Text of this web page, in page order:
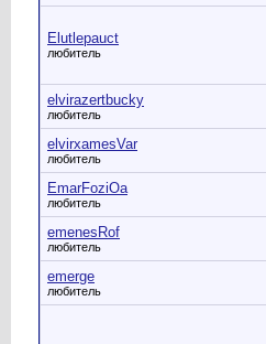
Elutlepauct
любитель
elvirazertbucky
любитель
elvirxamesVar
любитель
EmarFoziOa
любитель
emenesRof
любитель
emerge
любитель